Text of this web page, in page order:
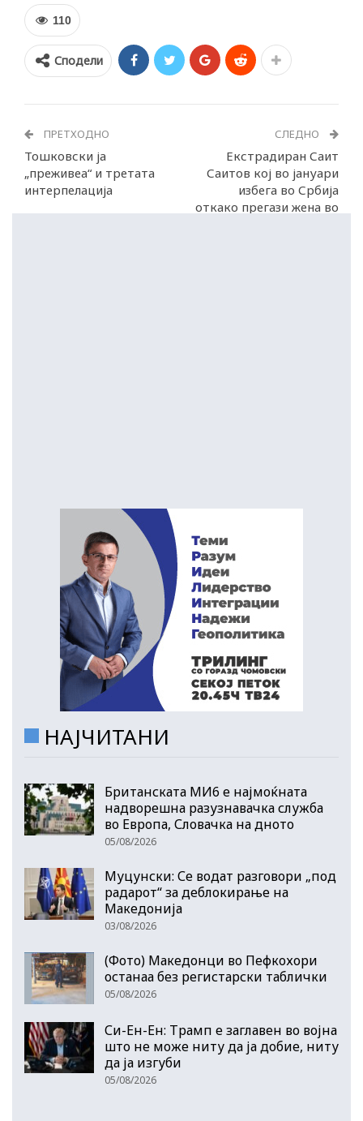
110
Сподели
ПРЕТХОДНО
Тошковски ја
„преживеа“ и третата
интерпелација
СЛЕДНО
Екстрадиран Саит
Саитов кој во јануари
избега во Србија
откако прегази жена во
НАЈЧИТАНИ
Британската МИ6 е најмоќната
надворешна разузнавачка служба
во Европа, Словачка на дното
05/08/2026
Муцунски: Се водат разговори „под
радарот“ за деблокирање на
Македонија
03/08/2026
(Фото) Македонци во Пефкохори
останаа без регистарски таблички
05/08/2026
Си-Ен-Ен: Трамп е заглавен во војна
што не може ниту да ја добие, ниту
да ја изгуби
05/08/2026